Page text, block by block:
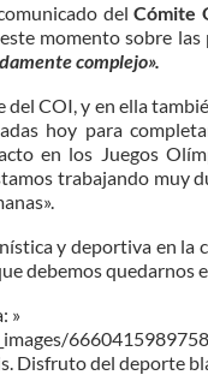
delCómite
momento sobre
complejo».
COI, y en ella
hoy para
en los Juegos
trabajando muy
y deportiva en la
debemos quedarnos
»
Disfruto del deporte